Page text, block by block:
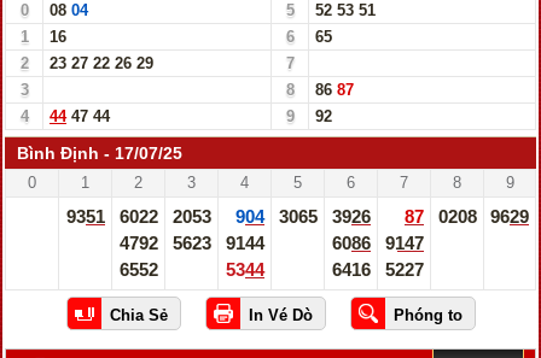
0 08 04 5 52 53 51
1
16 6
65
2
23 27 22 26 29
7
3
8 86 87
4
44 47 44 9 92
Bình Định - 17/07/25
0 1 2 3 4 5 6 7 8 9
9351
6022
4792
6552
2053
5623
904
9144
5344
3065
3926
6086
6416
87
9147
5227
0208 9629